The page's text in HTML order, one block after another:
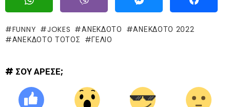
FUNNY JOKES ΑΝΕΚΔΟΤΟ
ΑΝΕΚΔΟΤΟ 2022
ΑΝΕΚΔΟΤΟ ΤΟΤΟΣ
ΓΈΛΙΟ
# ΣΟΥ ΑΡΕΣΕ;